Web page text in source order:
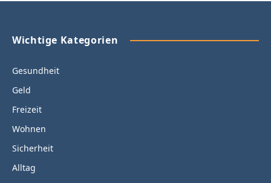
Wichtige Kategorien
Gesundheit
Geld
Freizeit
Wohnen
Sicherheit
Alltag